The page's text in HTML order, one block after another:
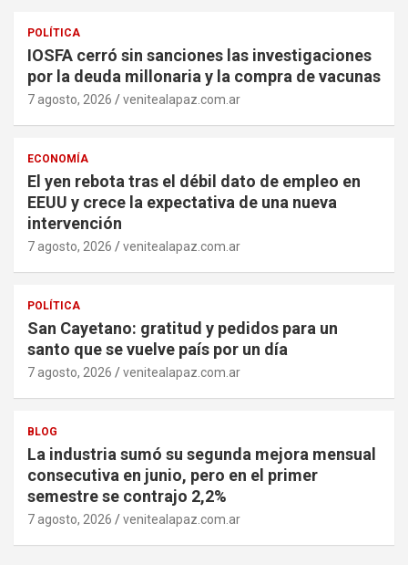
POLÍTICA
IOSFA cerró sin sanciones las investigaciones
por la deuda millonaria y la compra de vacunas
7 agosto, 2026 venitealapaz.com.ar
ECONOMÍA
El yen rebota tras el débil dato de empleo en
EEUU y crece la expectativa de una nueva
intervención
7 agosto, 2026 venitealapaz.com.ar
POLÍTICA
San Cayetano: gratitud y pedidos para un
santo que se vuelve país por un día
7 agosto, 2026 venitealapaz.com.ar
BLOG
La industria sumó su segunda mejora mensual
consecutiva en junio, pero en el primer
semestre se contrajo 2,2%
7 agosto, 2026 venitealapaz.com.ar